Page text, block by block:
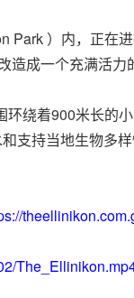
Park ）内，正在
成一个充满活力
绕着900米长的
支持当地生物多